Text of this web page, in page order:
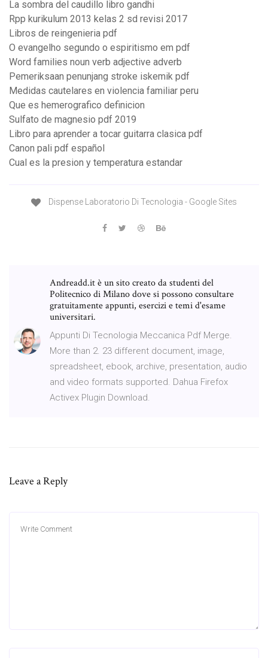
La sombra del caudillo libro gandhi
Rpp kurikulum 2013 kelas 2 sd revisi 2017
Libros de reingenieria pdf
O evangelho segundo o espiritismo em pdf
Word families noun verb adjective adverb
Pemeriksaan penunjang stroke iskemik pdf
Medidas cautelares en violencia familiar peru
Que es hemerografico definicion
Sulfato de magnesio pdf 2019
Libro para aprender a tocar guitarra clasica pdf
Canon pali pdf español
Cual es la presion y temperatura estandar
Dispense Laboratorio Di Tecnologia - Google Sites
Andreadd.it è un sito creato da studenti del
Politecnico di Milano dove si possono consultare
gratuitamente appunti, esercizi e temi d'esame
universitari.
Appunti Di Tecnologia Meccanica Pdf Merge.
More than 2. 23 different document, image,
spreadsheet, ebook, archive, presentation, audio
and video formats supported. Dahua Firefox
Activex Plugin Download.
Leave a Reply